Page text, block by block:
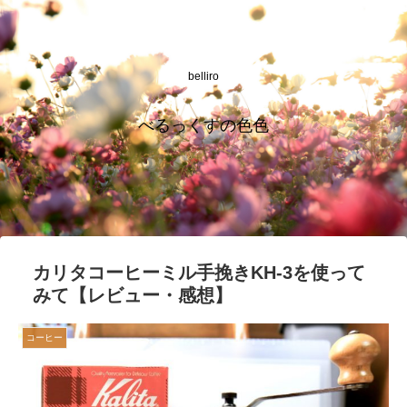
belliro
べるっくすの色色
カリタコーヒーミル手挽きKH-3を使って
みて【レビュー・感想】
コーヒー